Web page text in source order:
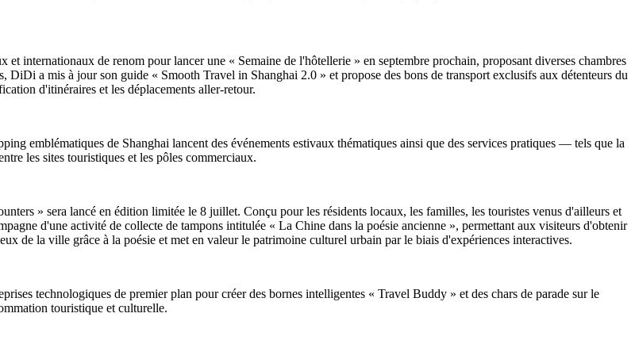
et internationaux de renom pour lancer une « Semaine de l'hôtellerie » en septembre prochain, proposant diverses chambres
DiDi a mis à jour son guide « Smooth Travel in Shanghai 2.0 » et propose des bons de transport exclusifs aux détenteurs du
d'itinéraires et les déplacements aller-retour.
emblématiques de Shanghai lancent des événements estivaux thématiques ainsi que des services pratiques — tels que la
les sites touristiques et les pôles commerciaux.
» sera lancé en édition limitée le 8 juillet. Conçu pour les résidents locaux, les familles, les touristes venus d'ailleurs et
d'une activité de collecte de tampons intitulée « La Chine dans la poésie ancienne », permettant aux visiteurs d'obtenir
de la ville grâce à la poésie et met en valeur le patrimoine culturel urbain par le biais d'expériences interactives.
technologiques de premier plan pour créer des bornes intelligentes « Travel Buddy » et des chars de parade sur le
touristique et culturelle.